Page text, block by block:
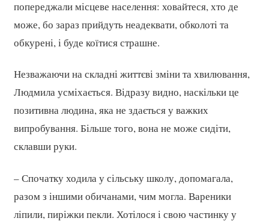
попереджали місцеве населення: ховайтеся, хто де
може, бо зараз прийдуть неадеквати, обколоті та
обкурені, і буде коїтися страшне.
Незважаючи на складні життєві зміни та хвилювання,
Людмила усміхається. Відразу видно, наскільки це
позитивна людина, яка не здається у важких
випробування. Більше того, вона не може сидіти,
склавши руки.
– Спочатку ходила у сільську школу, допомагала,
разом з іншими обичанами, чим могла. Вареники
ліпили, пиріжки пекли. Хотілося і свою частинку у